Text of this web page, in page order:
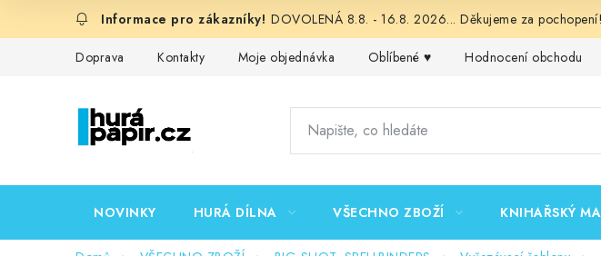
DOVOLENÁ 8.8. - 16.8. 2026... Děkujeme za pochopení!
Doprava Kontakty Moje objednávka Oblíbené ♥️ Hodnocení obchodu
NOVINKY HURÁ DÍLNA VŠECHNO ZBOŽÍ KNIHAŘSKÝ